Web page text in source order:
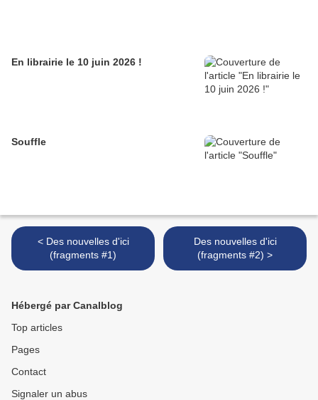
En librairie le 10 juin 2026 !
Souffle
< Des nouvelles d'ici
(fragments #1)
Des nouvelles d'ici
(fragments #2) >
Hébergé par Canalblog
Top articles
Pages
Contact
Signaler un abus